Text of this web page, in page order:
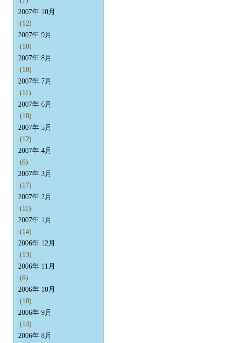
2007年 10月
(12)
2007年 9月
(10)
2007年 8月
(10)
2007年 7月
(11)
2007年 6月
(10)
2007年 5月
(12)
2007年 4月
(6)
2007年 3月
(17)
2007年 2月
(11)
2007年 1月
(14)
2006年 12月
(13)
2006年 11月
(6)
2006年 10月
(10)
2006年 9月
(14)
2006年 8月